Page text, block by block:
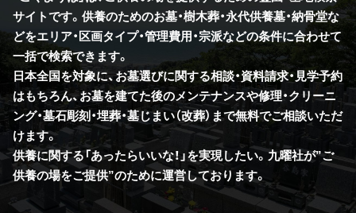
サイトです。供養のためのお墓・樹木葬・永代供養墓・納骨堂な
どをエリア・区画タイプ・管理費用・宗派などの条件に合わせて
一括で検索できます。
日本全国を対象に、お墓選びに関する相談・資料請求・見学予約
はもちろん、お墓を建てた後のメンテナンスや修理・クリーニ
ング・墓石彫刻・埋葬・墓じまい（改葬）まで無料でご相談いただ
けます。
供養に関する「あったらいいな！」を実現したい。九曜社が”ご
供養の場をご提供”のために運営しております。